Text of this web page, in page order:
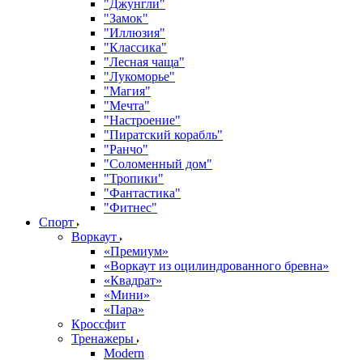
"Джунгли"
"Замок"
"Иллюзия"
"Классика"
"Лесная чаща"
"Лукоморье"
"Магия"
"Мечта"
"Настроение"
"Пиратский корабль"
"Ранчо"
"Соломенный дом"
"Тропики"
"Фантастика"
"Фитнес"
Спорт
Воркаут
«Премиум»
«Воркаут из оцилиндрованного бревна»
«Квадрат»
«Мини»
«Пара»
Кроссфит
Тренажеры
Modern